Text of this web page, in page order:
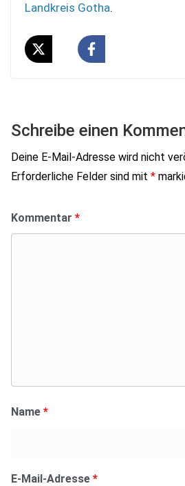
Landkreis Gotha.
Schreibe einen
Deine E-Mail-Adresse wird nicht
Erforderliche Felder sind mit *
Kommentar *
Name *
E-Mail-Adresse *